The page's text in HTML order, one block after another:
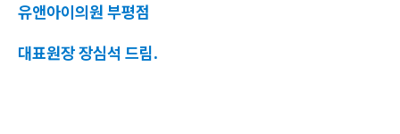
유앤아이의원 부평점
대표원장 장심석 드림.